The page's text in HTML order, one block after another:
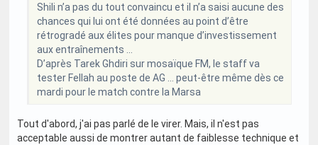
Shili n’a pas du tout convaincu et il n’a saisi aucune des
chances qui lui ont été données au point d’être
rétrogradé aux élites pour manque d’investissement
aux entraînements …
D’après Tarek Ghdiri sur mosaïque FM, le staff va
tester Fellah au poste de AG … peut-être même dès ce
mardi pour le match contre la Marsa
Tout d'abord, j'ai pas parlé de le virer. Mais, il n'est pas
acceptable aussi de montrer autant de faiblesse technique et